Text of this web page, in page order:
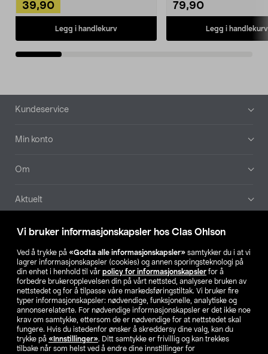
Vi bruker informasjonskapsler hos Clas Ohlson
Ved å trykke på «Godta alle informasjonskapsler» samtykker du i at vi
lagrer informasjonskapsler (cookies) og annen sporingsteknologi på
din enhet i henhold til vår policy for informasjonskapsler for å
forbedre brukeropplevelsen din på vårt nettsted, analysere bruken av
nettstedet og for å tilpasse våre markedsføringstiltak. Vi bruker fire
typer informasjonskapsler: nødvendige, funksjonelle, analytiske og
annonserelaterte. For nødvendige informasjonskapsler er det ikke noe
krav om samtykke, ettersom de er nødvendige for at nettstedet skal
fungere. Hvis du istedenfor ønsker å skreddersy dine valg, kan du
trykke på «Innstillinger». Ditt samtykke er frivillig og kan trekkes
tilbake når som helst ved å endre dine innstillinger for
39,90
Legg i handlekurv
79,90
Legg i handlekurv
Bunntekst
Kundeservice
Min konto
Om
Aktuelt
Våre selskaper
Finn din butikk
SE NO FI